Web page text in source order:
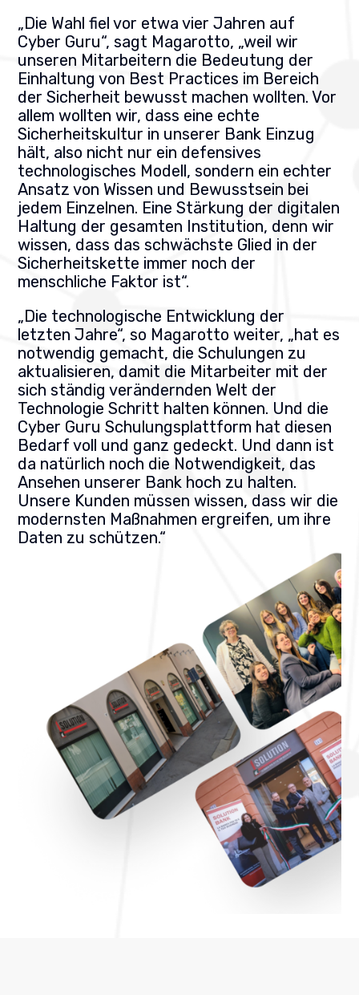
„Die Wahl fiel vor etwa vier Jahren auf
Cyber Guru“, sagt Magarotto, „weil wir
unseren Mitarbeitern die Bedeutung der
Einhaltung von Best Practices im Bereich
der Sicherheit bewusst machen wollten. Vor
allem wollten wir, dass eine echte
Sicherheitskultur in unserer Bank Einzug
hält, also nicht nur ein defensives
technologisches Modell, sondern ein echter
Ansatz von Wissen und Bewusstsein bei
jedem Einzelnen. Eine Stärkung der digitalen
Haltung der gesamten Institution, denn wir
wissen, dass das schwächste Glied in der
Sicherheitskette immer noch der
menschliche Faktor ist“.
„Die technologische Entwicklung der
letzten Jahre“, so Magarotto weiter, „hat es
notwendig gemacht, die Schulungen zu
aktualisieren, damit die Mitarbeiter mit der
sich ständig verändernden Welt der
Technologie Schritt halten können. Und die
Cyber Guru Schulungsplattform hat diesen
Bedarf voll und ganz gedeckt. Und dann ist
da natürlich noch die Notwendigkeit, das
Ansehen unserer Bank hoch zu halten.
Unsere Kunden müssen wissen, dass wir die
modernsten Maßnahmen ergreifen, um ihre
Daten zu schützen.“